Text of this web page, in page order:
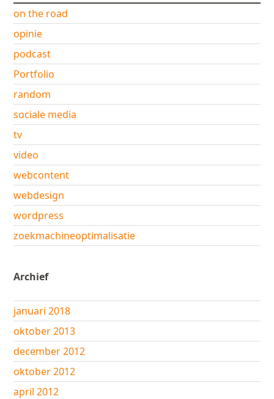
on the road
opinie
podcast
Portfolio
random
sociale media
tv
video
webcontent
webdesign
wordpress
zoekmachineoptimalisatie
Archief
januari 2018
oktober 2013
december 2012
oktober 2012
april 2012